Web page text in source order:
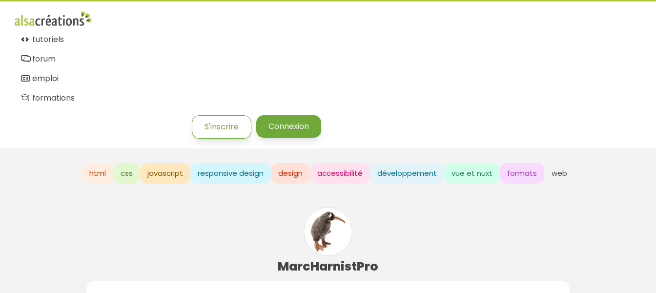
tutoriels
forum
emploi
formations
S'inscrire Connexion
html css javascript responsive design design accessibilité développement vue et nuxt formats web
MarcHarnistPro